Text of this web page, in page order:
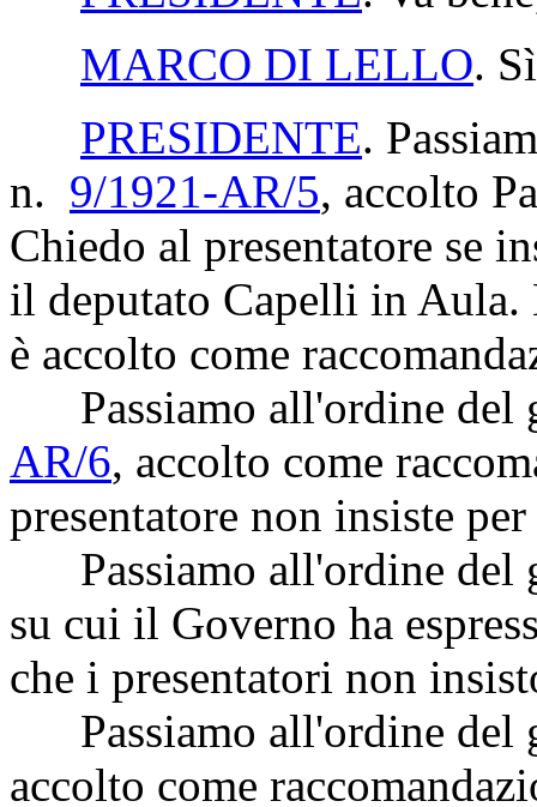
MARCO DI LELLO.
PRESIDENTE.
n. 9/1921-AR/5, accolto
Chiedo al presentatore se
il deputato Capelli in Aula.
è accolto come
Passiamo all'ordine
AR/6, accolto come
presentatore non insiste
Passiamo all'ordine del
su cui il Governo ha
che i presentatori non
Passiamo all'ordine del
accolto come